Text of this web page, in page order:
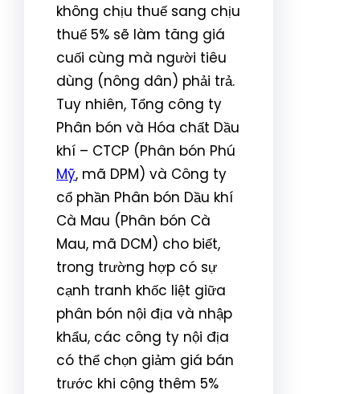
không chịu thuế sang chịu
thuế 5% sẽ làm tăng giá
cuối cùng mà người tiêu
dùng (nông dân) phải trả.
Tuy nhiên, Tổng công ty
Phân bón và Hóa chất Dầu
khí – CTCP (Phân bón Phú
Mỹ, mã DPM) và Công ty
cổ phần Phân bón Dầu khí
Cà Mau (Phân bón Cà
Mau, mã DCM) cho biết,
trong trường hợp có sự
cạnh tranh khốc liệt giữa
phân bón nội địa và nhập
khẩu, các công ty nội địa
có thể chọn giảm giá bán
trước khi cộng thêm 5%